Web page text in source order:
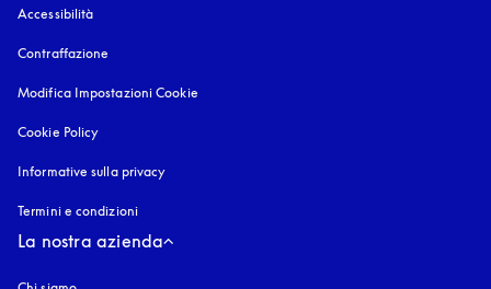
Accessibilità
Contraffazione
Modifica Impostazioni Cookie
Cookie Policy
Informative sulla privacy
Termini e condizioni
La nostra azienda